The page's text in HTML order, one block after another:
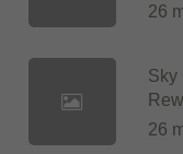
26
Sky
26